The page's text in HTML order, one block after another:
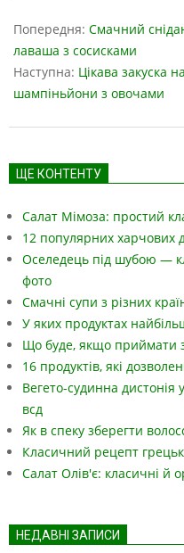
03-
29
Попередня: Смачний
лаваша з сосисками
Наступна: Цікава закуска
шампіньйони з овочами
ЩЕ КОНТЕНТУ
Салат Мімоза: простий
12 популярних харчових
Оселедець під шубою —
фото
Смачні супи з різних
У яких продуктах
Що буде, якщо приймати
16 продуктів, які
Вегето-судинна дистонія
всд
Як в спеку зберегти
Класичний рецепт
Салат Олів'є: класичні й
НЕДАВНІ ЗАПИСИ